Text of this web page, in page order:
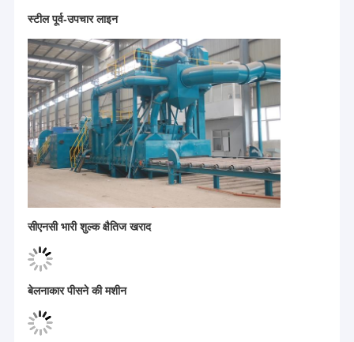
मामले
सिंगल गर्डर ओवरहेड क्रेन
डबल गर्डर उपरि क्रेन
हाइड्रोलिक कैंची उठाने की मेज
सिंगल गर्डर गैन्ट्री क्रेन
डबल गर्डर गैन्ट्री क्रेन
स्वचालित निर्देशित गाड़ियां
स्टील पूर्व-उपचार लाइन
सीएनसी भारी शुल्क क्षैतिज खराद
एसईडब्ल्यू, एबीएम, एबीबी, डैनफोस, एसकेएफ आदि के साथ सहयोग करती है।सभी भागों
का व्यापक रूप से इस्पात और बिजली, पेट्रोकेमिकल, मशीनरी निर्माण, सैन्य उद्योग, गोदाम
और रसद, कागज निर्माण, इस्पात निर्माण में उपयोग किया जाता है।ऑटोमोबाइल विनिर्माण
और अन्य क्षेत्र.